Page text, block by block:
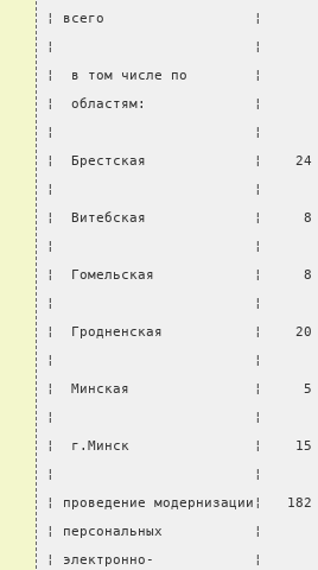
¦ всего                  ¦
¦                        ¦
¦  в том числе по
¦  областям:             ¦
¦                        ¦
¦  Брестская             ¦
¦                        ¦
¦  Витебская             ¦
¦                        ¦
¦  Гомельская            ¦
¦                        ¦
¦  Гродненская           ¦
¦                        ¦
¦  Минская               ¦
¦                        ¦
¦  г.Минск               ¦
¦                        ¦
¦ проведение
¦ персональных           ¦
¦ электронно-            ¦